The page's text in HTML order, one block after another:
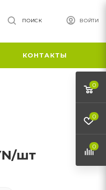
ВОЙТИ
ПОИСК
КОНТАКТЫ
/шт
0
0
0